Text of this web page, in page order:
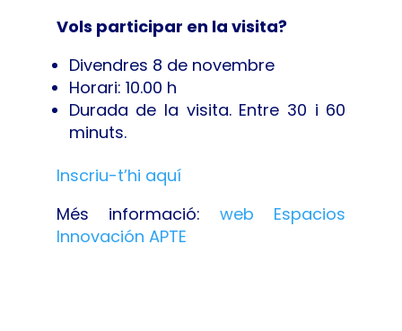
Vols participar en la visita?
Divendres 8 de novembre
Horari: 10.00 h
Durada de la visita. Entre 30 i 60
minuts.
Inscriu-t’hi aquí
Més informació:web Espacios
Innovación APTE